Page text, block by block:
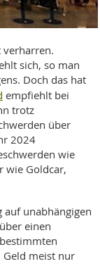
verharren.
sich, so man
Doch das hat
empfiehlt bei
trotz
über
2024
wie
wie Goldcar,
auf unabhängigen
einen
Geld meist nur